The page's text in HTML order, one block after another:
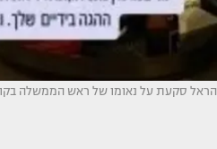
הראל סקעת על נאומו של ראש הממשלה